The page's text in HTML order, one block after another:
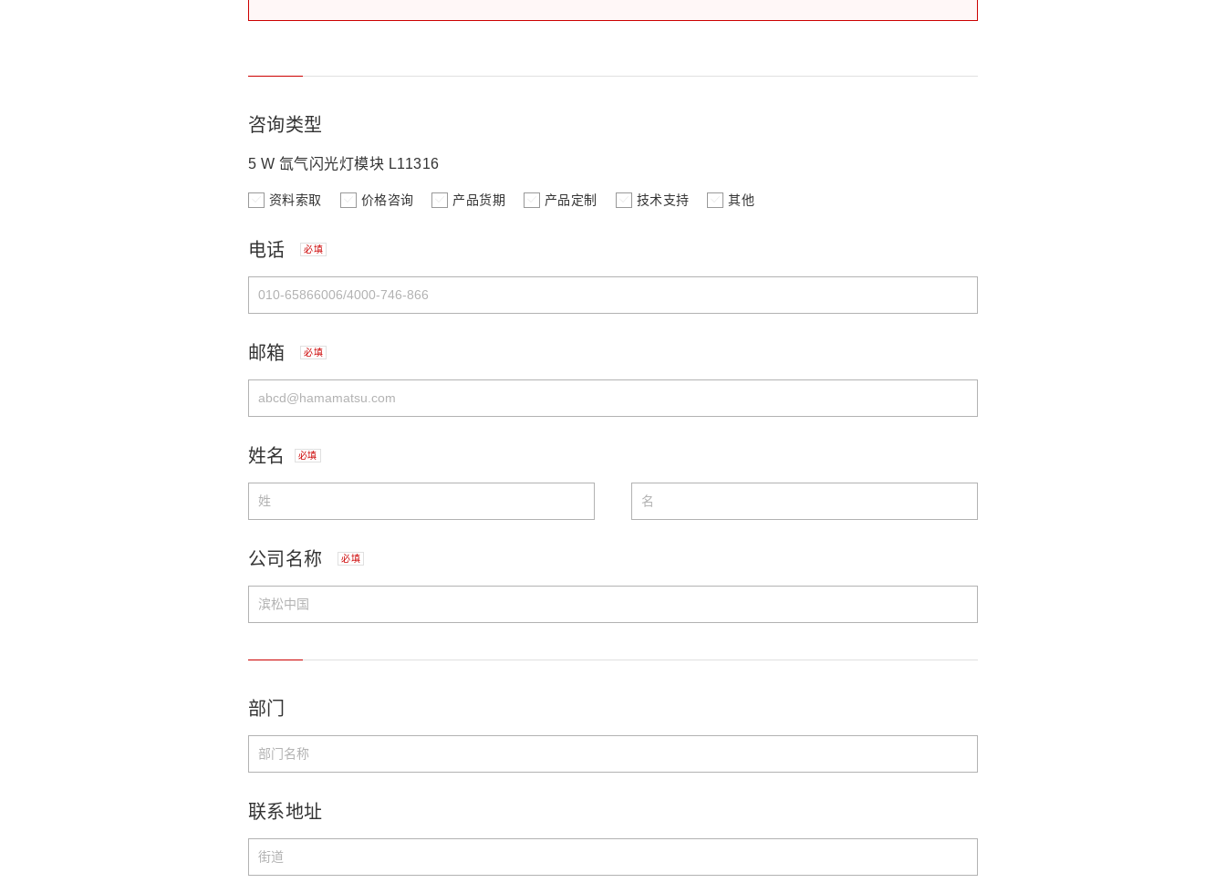
咨询类型
5 W 氙气闪光灯模块 L11316
资料索取 价格咨询 产品货期 产品定制 技术支持 其他
电话 必填
邮箱 必填
姓名 必填
公司名称 必填
部门
联系地址